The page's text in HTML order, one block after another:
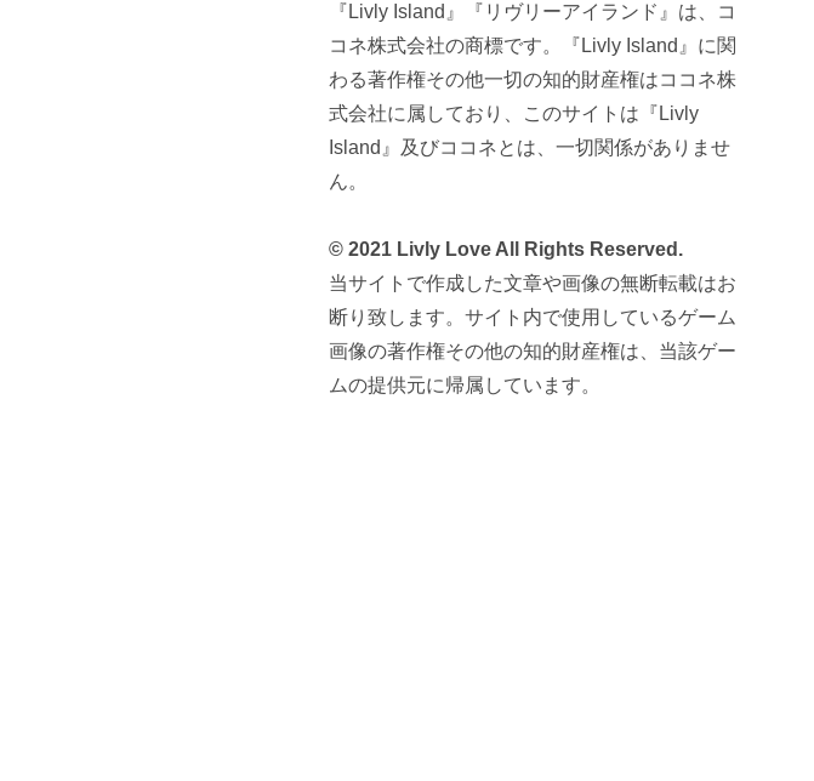
『Livly Island』『リヴリーアイランド』は、コ
コネ株式会社の商標です。『Livly Island』に関
わる著作権その他一切の知的財産権はココネ株
式会社に属しており、このサイトは『Livly
Island』及びココネとは、一切関係がありませ
ん。
© 2021 Livly Love All Rights Reserved.
当サイトで作成した文章や画像の無断転載はお
断り致します。サイト内で使用しているゲーム
画像の著作権その他の知的財産権は、当該ゲー
ムの提供元に帰属しています。